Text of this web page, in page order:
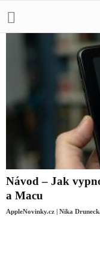
Návod – Jak
a Macu
AppleNovinky.cz | Nika